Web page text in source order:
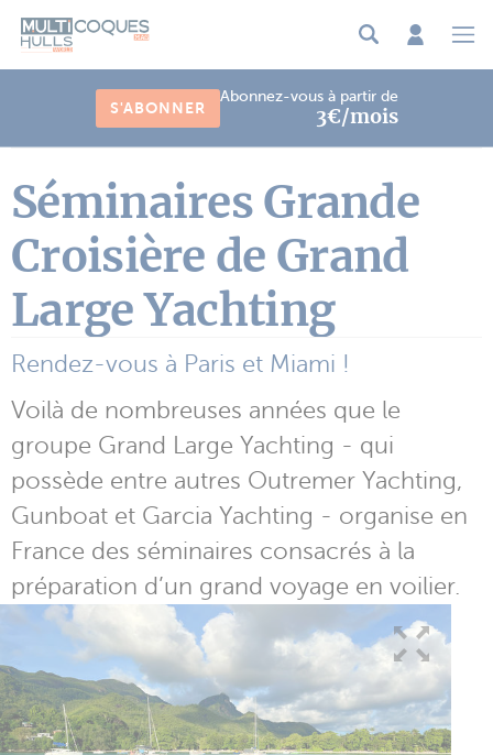
S'ABONNER
Abonnez-vous à partir de
3€/mois
Séminaires Grande
Croisière de Grand
Large Yachting
Rendez-vous à Paris et Miami !
Voilà de nombreuses années que le
groupe Grand Large Yachting - qui
possède entre autres Outremer Yachting,
Gunboat et Garcia Yachting - organise en
France des séminaires consacrés à la
préparation d’un grand voyage en voilier.